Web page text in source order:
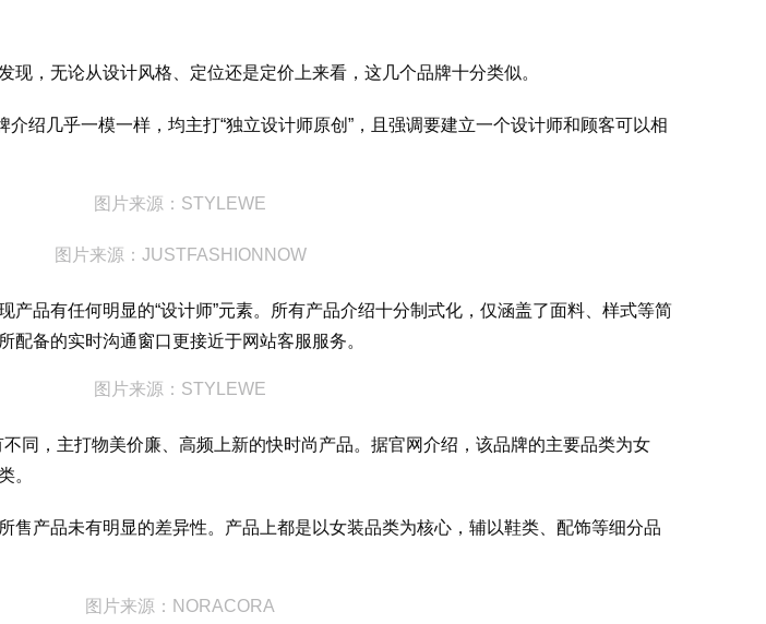
现，无论从设计风格、定位还是定价上来看，这几个品牌十分类似。
绍几乎一模一样，均主打“独立设计师原创”，且强调要建立一个设计师和顾客可以相
图片来源：STYLEWE
图片来源：JUSTFASHIONNOW
产品有任何明显的“设计师”元素。所有产品介绍十分制式化，仅涵盖了面料、样式等简
备的实时沟通窗口更接近于网站客服服务。
图片来源：STYLEWE
同，主打物美价廉、高频上新的快时尚产品。据官网介绍，该品牌的主要品类为女
。
售产品未有明显的差异性。产品上都是以女装品类为核心，辅以鞋类、配饰等细分品
图片来源：NORACORA